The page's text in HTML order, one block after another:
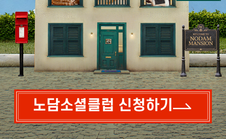
노담소셜클럽 신청하기